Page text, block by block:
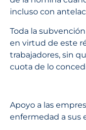
incluso con
Toda la
en virtud de este
trabajadores, sin
cuota de lo
Apoyo a las
enfermedad a sus